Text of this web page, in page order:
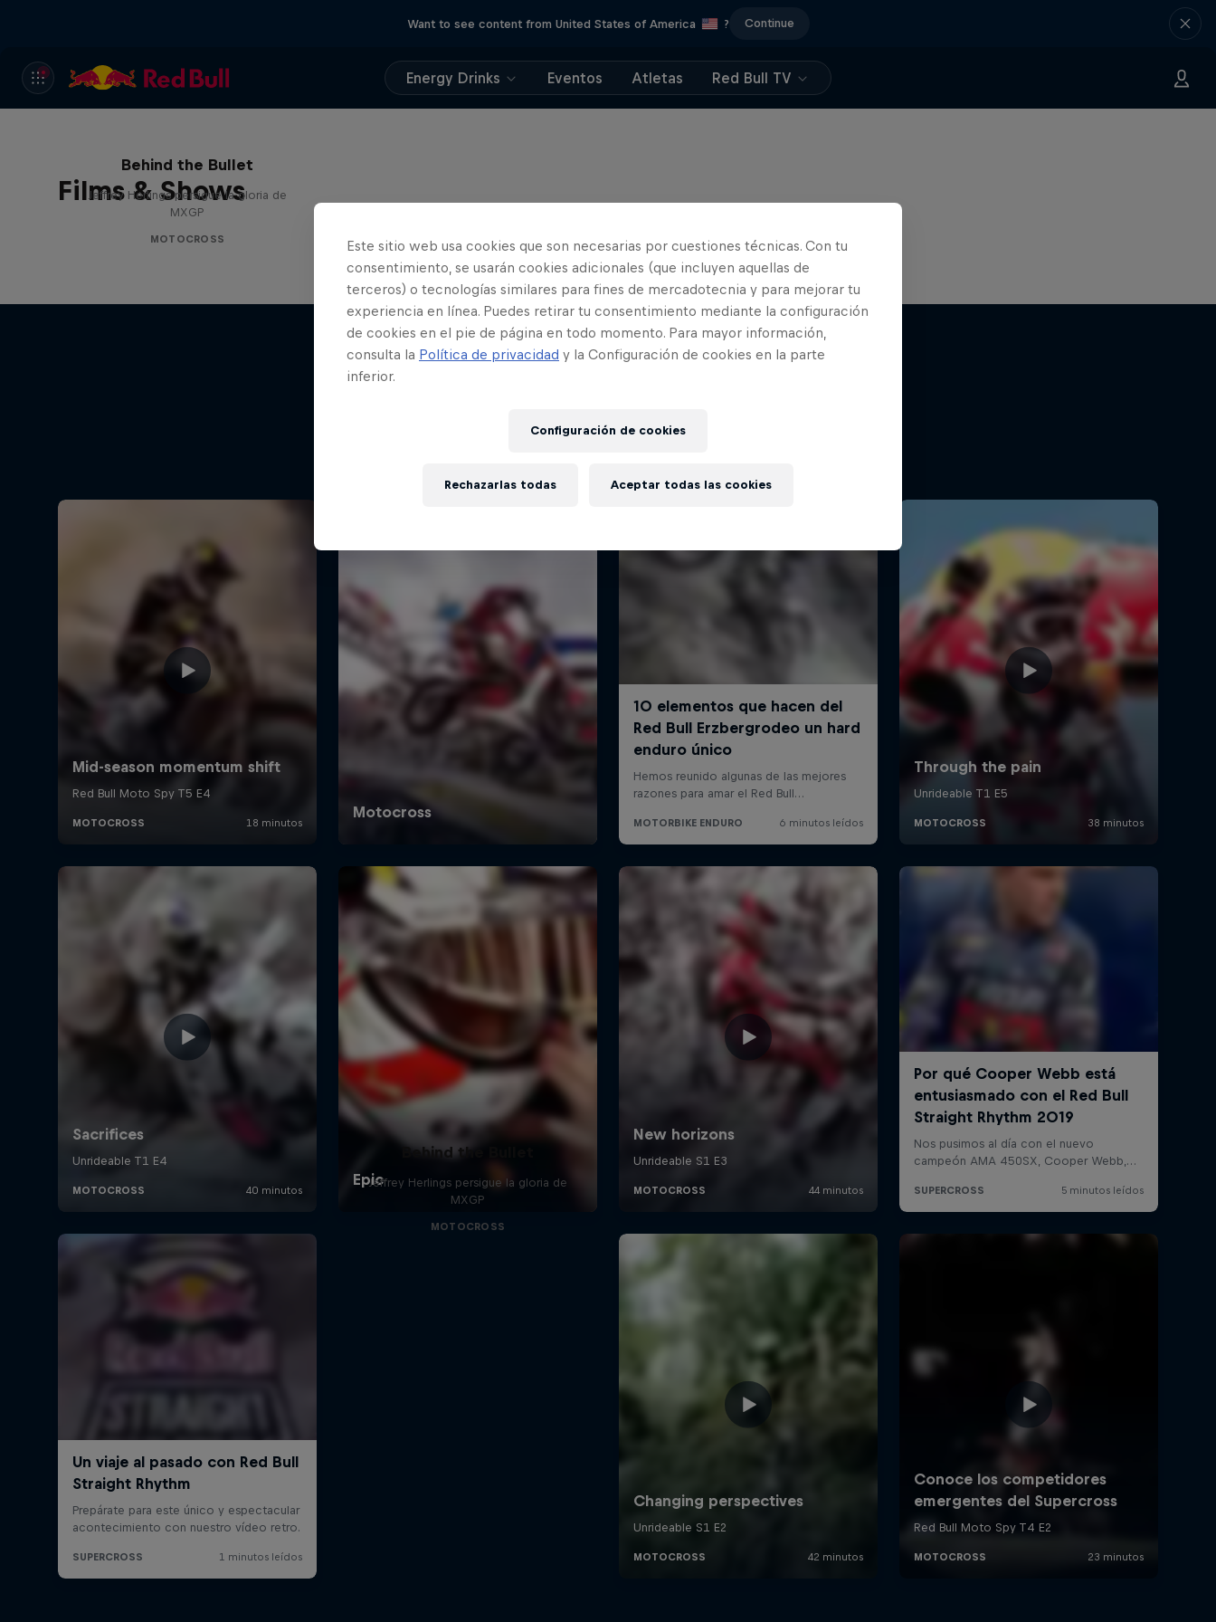
Want to see content from United States of America ? Continue
Energy Drinks Eventos Atletas Red Bull TV
Films & Shows
Behind the Bullet
Jeffrey Herlings persigue la gloria de
MXGP
MOTOCROSS
Más contenidos similares
Behind the Bullet
Jeffrey Herlings persigue la gloria de
MXGP
MOTOCROSS
Este sitio web usa cookies que son necesarias por cuestiones técnicas. Con tu
consentimiento, se usarán cookies adicionales (que incluyen aquellas de
terceros) o tecnologías similares para fines de mercadotecnia y para mejorar tu
experiencia en línea. Puedes retirar tu consentimiento mediante la configuración
de cookies en el pie de página en todo momento. Para mayor información,
consulta la Política de privacidad y la Configuración de cookies en la parte
inferior.
Configuración de cookies
Rechazarlas todas Aceptar todas las cookies